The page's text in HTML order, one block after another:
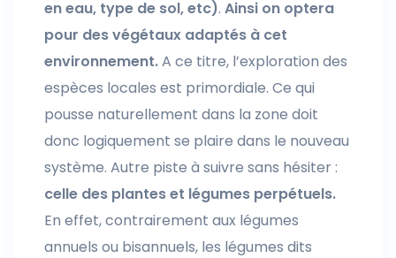
en eau, type de sol, etc). Ainsi on optera
pour des végétaux adaptés à cet
environnement.A ce titre, l’exploration des
espèces locales est primordiale. Ce qui
pousse naturellement dans la zone doit
donc logiquement se plaire dans le nouveau
système. Autre piste à suivre sans hésiter :
celle des plantes et légumes perpétuels.
En effet, contrairement aux légumes
annuels ou bisannuels, les légumes dits